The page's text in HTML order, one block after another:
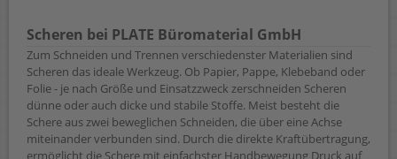
Scheren bei PLATE Büromaterial GmbH
Zum Schneiden und Trennen verschiedenster Materialien sind
Scheren das ideale Werkzeug. Ob Papier, Pappe, Klebeband oder
Folie - je nach Größe und Einsatzzweck zerschneiden Scheren
dünne oder auch dicke und stabile Stoffe. Meist besteht die
Schere aus zwei beweglichen Schneiden, die über eine Achse
miteinander verbunden sind. Durch die direkte Kraftübertragung,
ermöglicht die Schere mit einfachster Handbewegung Druck auf